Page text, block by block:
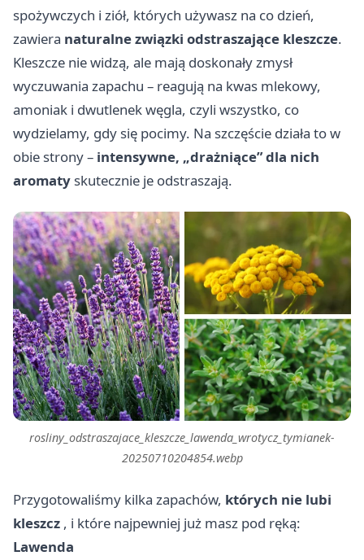
spożywczych i ziół, których używasz na co dzień,
zawiera naturalne związki odstraszające kleszcze.
Kleszcze nie widzą, ale mają doskonały zmysł
wyczuwania zapachu – reagują na kwas mlekowy,
amoniak i dwutlenek węgla, czyli wszystko, co
wydzielamy, gdy się pocimy. Na szczęście działa to w
obie strony – intensywne, „drażniące” dla nich
aromaty skutecznie je odstraszają.
rosliny_odstraszajace_kleszcze_lawenda_wrotycz_tymianek-
20250710204854.webp
Przygotowaliśmy kilka zapachów, których nie lubi
kleszcz , i które najpewniej już masz pod ręką:
Lawenda